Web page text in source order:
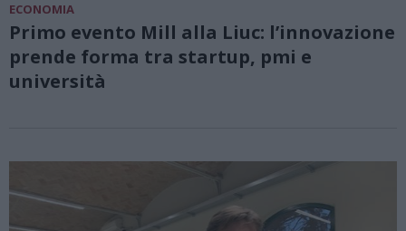
ECONOMIA
Primo evento Mill alla Liuc: l’innovazione
prende forma tra startup, pmi e
università